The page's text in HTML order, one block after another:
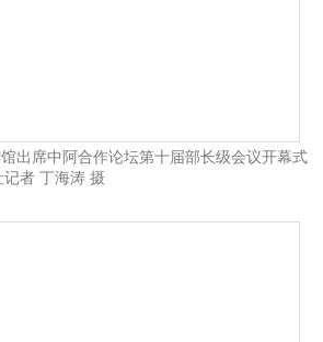
出席中阿合作论坛第十届部长级会议开幕式
者 丁海涛 摄